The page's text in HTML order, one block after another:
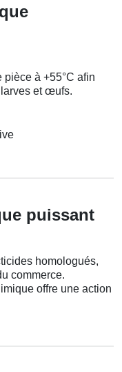
pièce à +55°C afin
et œufs.
puissant
homologués,
commerce.
offre une action